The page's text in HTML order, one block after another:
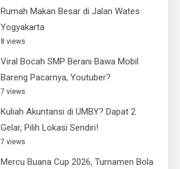
Rumah Makan Besar di Jalan Wates
Yogyakarta
8 views
Viral Bocah SMP Berani Bawa Mobil
Bareng Pacarnya, Youtuber?
7 views
Kuliah Akuntansi di UMBY? Dapat 2
Gelar, Pilih Lokasi Sendiri!
7 views
Mercu Buana Cup 2026, Turnamen Bola